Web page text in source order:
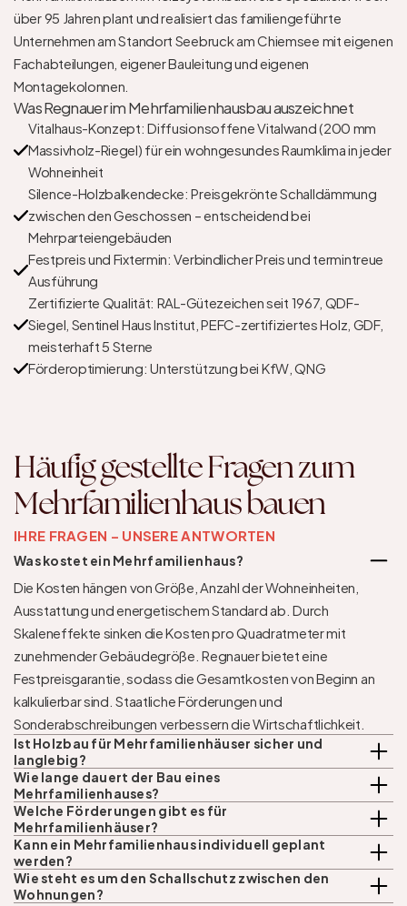
über 95 Jahren plant und realisiert das familiengeführte
Unternehmen am Standort Seebruck am Chiemsee mit eigenen
Fachabteilungen, eigener Bauleitung und eigenen
Montagekolonnen.
Was Regnauer im Mehrfamilienhausbau auszeichnet
Vitalhaus-Konzept: Diffusionsoffene Vitalwand (200 mm
Massivholz-Riegel) für ein wohngesundes Raumklima in jeder
Wohneinheit
Silence-Holzbalkendecke: Preisgekrönte Schalldämmung
zwischen den Geschossen – entscheidend bei
Mehrparteiengebäuden
Festpreis und Fixtermin: Verbindlicher Preis und termintreue
Ausführung
Zertifizierte Qualität: RAL-Gütezeichen seit 1967, QDF-
Siegel, Sentinel Haus Institut, PEFC-zertifiziertes Holz, GDF,
meisterhaft 5 Sterne
Förderoptimierung: Unterstützung bei KfW, QNG
Häufig gestellte Fragen zum
Mehrfamilienhaus bauen
IHRE FRAGEN – UNSERE ANTWORTEN
Was kostet ein Mehrfamilienhaus?
Die Kosten hängen von Größe, Anzahl der Wohneinheiten,
Ausstattung und energetischem Standard ab. Durch
Skaleneffekte sinken die Kosten pro Quadratmeter mit
zunehmender Gebäudegröße. Regnauer bietet eine
Festpreisgarantie, sodass die Gesamtkosten von Beginn an
kalkulierbar sind. Staatliche Förderungen und
Sonderabschreibungen verbessern die Wirtschaftlichkeit.
Ist Holzbau für Mehrfamilienhäuser sicher und
langlebig?
Wie lange dauert der Bau eines
Mehrfamilienhauses?
Welche Förderungen gibt es für
Mehrfamilienhäuser?
Kann ein Mehrfamilienhaus individuell geplant
werden?
Wie steht es um den Schallschutz zwischen den
Wohnungen?